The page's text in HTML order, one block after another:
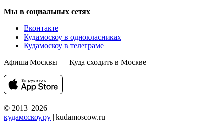
Мы в социальных сетях
Вконтакте
Кудамоскоу в однокласниках
Кудамоскоу в телеграме
Афиша Москвы — Куда сходить в Москве
© 2013–2026
кудамоскоу.ру | kudamoscow.ru